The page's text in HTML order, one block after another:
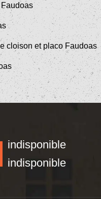
cloison et placo Faudoas
indisponible
indisponible